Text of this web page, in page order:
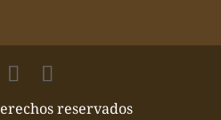
reservados